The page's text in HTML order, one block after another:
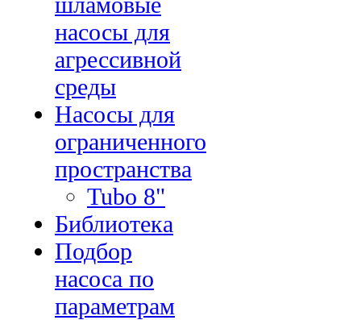
насосы для
агрессивной
среды
Насосы для
ограниченного
пространства
Tubo 8"
Библиотека
Подбор
насоса по
параметрам